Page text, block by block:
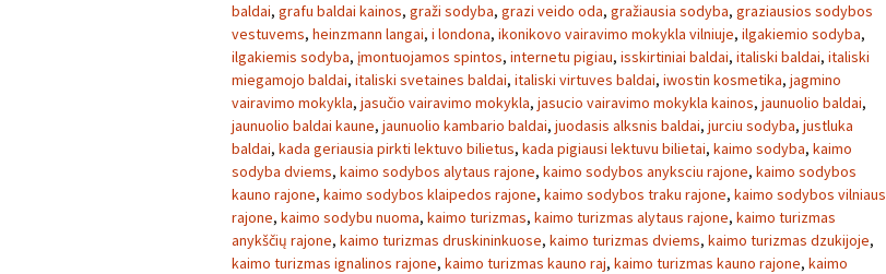
baldai, grafu baldai kainos, graži sodyba, grazi veido oda, gražiausia sodyba, graziausios sodybos
vestuvems, heinzmann langai, i londona, ikonikovo vairavimo mokykla vilniuje, ilgakiemio sodyba,
ilgakiemis sodyba, įmontuojamos spintos, internetu pigiau, isskirtiniai baldai, italiski baldai, italiski
miegamojo baldai, italiski svetaines baldai, italiski virtuves baldai, iwostin kosmetika, jagmino
vairavimo mokykla, jasučio vairavimo mokykla, jasucio vairavimo mokykla kainos, jaunuolio baldai,
jaunuolio baldai kaune, jaunuolio kambario baldai, juodasis alksnis baldai, jurciu sodyba, justluka
baldai, kada geriausia pirkti lektuvo bilietus, kada pigiausi lektuvu bilietai, kaimo sodyba, kaimo
sodyba dviems, kaimo sodybos alytaus rajone, kaimo sodybos anyksciu rajone, kaimo sodybos
kauno rajone, kaimo sodybos klaipedos rajone, kaimo sodybos traku rajone, kaimo sodybos vilniaus
rajone, kaimo sodybu nuoma, kaimo turizmas, kaimo turizmas alytaus rajone, kaimo turizmas
anykščių rajone, kaimo turizmas druskininkuose, kaimo turizmas dviems, kaimo turizmas dzukijoje,
kaimo turizmas ignalinos rajone, kaimo turizmas kauno raj, kaimo turizmas kauno rajone, kaimo